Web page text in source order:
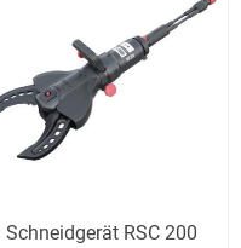
Schneidgerät RSC 200